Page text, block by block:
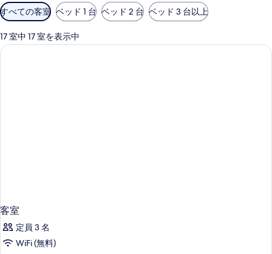
利
用
可
能
すべての客室 ベッド 1 台 ベッド 2 台 ベッド 3 台以上
17 室中 17 室を表示中
客室
定員 3 名
WiFi (無料)